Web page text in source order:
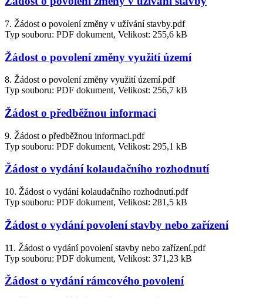
7. Žádost o povolení změny v užívání stavby.pdf
Typ souboru: PDF dokument, Velikost: 255,6 kB
Žádost o povolení změny využití území
8. Žádost o povolení změny využití území.pdf
Typ souboru: PDF dokument, Velikost: 256,7 kB
Žádost o předběžnou informaci
9. Žádost o předběžnou informaci.pdf
Typ souboru: PDF dokument, Velikost: 295,1 kB
Žádost o vydání kolaudačního rozhodnutí
10. Žádost o vydání kolaudačního rozhodnutí.pdf
Typ souboru: PDF dokument, Velikost: 281,5 kB
Žádost o vydání povolení stavby nebo zařízení
11. Žádost o vydání povolení stavby nebo zařízení.pdf
Typ souboru: PDF dokument, Velikost: 371,23 kB
Žádost o vydání rámcového povolení